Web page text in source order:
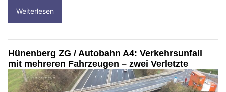
Weiterlesen
Hünenberg ZG / Autobahn A4: Verkehrsunfall
mit mehreren Fahrzeugen – zwei Verletzte